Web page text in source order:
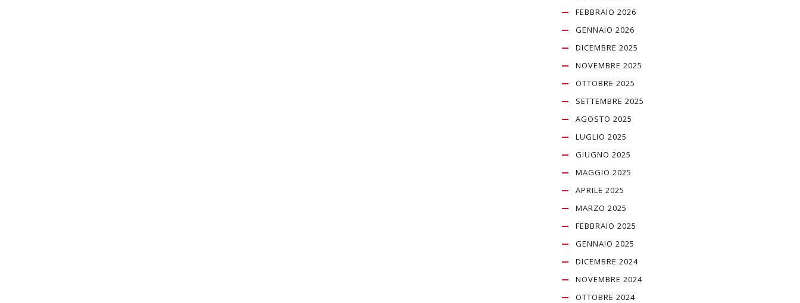
FEBBRAIO 2026
GENNAIO 2026
DICEMBRE 2025
NOVEMBRE 2025
OTTOBRE 2025
SETTEMBRE 2025
AGOSTO 2025
LUGLIO 2025
GIUGNO 2025
MAGGIO 2025
APRILE 2025
MARZO 2025
FEBBRAIO 2025
GENNAIO 2025
DICEMBRE 2024
NOVEMBRE 2024
OTTOBRE 2024